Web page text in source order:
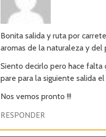
Bonita salida y ruta por
aromas de la naturaleza y del
Siento decirlo pero hace falta
pare para la siguiente salida
Nos vemos pronto !!!
RESPONDER